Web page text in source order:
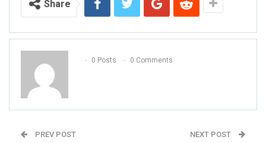
Share
0 Posts 0 Comments
PREV POST NEXT POST